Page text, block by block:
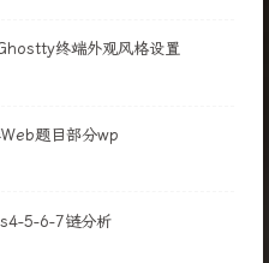
终端外观风格设置
题目部分wp
5-6-7链分析